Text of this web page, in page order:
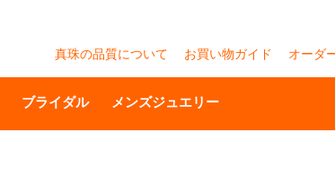
真珠の品質について お買い物ガイド オーダ
ブライダル メンズジュエリー